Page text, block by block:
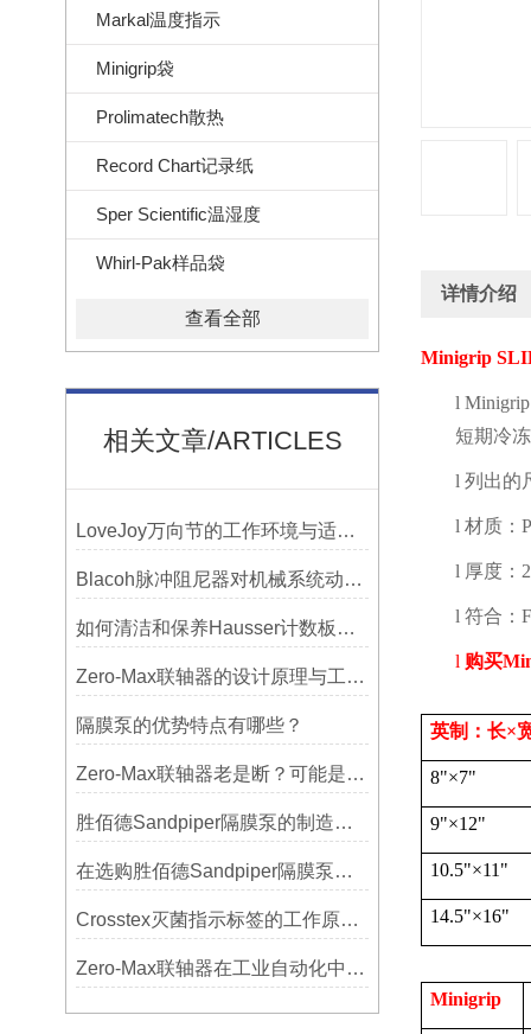
Markal温度指示
Minigrip袋
Prolimatech散热
Record Chart记录纸
Sper Scientific温湿度
Whirl-Pak样品袋
查看全部
相关文章/ARTICLES
LoveJoy万向节的工作环境与适用范围
Blacoh脉冲阻尼器对机械系统动态特性的影响分析
如何清洁和保养Hausser计数板，避免划伤网格线？
Zero-Max联轴器的设计原理与工艺流程解析
隔膜泵的优势特点有哪些？
Zero-Max联轴器老是断？可能是选型没考虑径向偏差
胜佰德Sandpiper隔膜泵的制造工艺和技术难点
在选购胜佰德Sandpiper隔膜泵时应该注意哪些关键参数？
Crosstex灭菌指示标签的工作原理：变色反应机制详解
Zero-Max联轴器在工业自动化中的关键作用
详情介绍
Minigrip
l
短期冷
l 列出的
l 材质：
l 厚度：
l 符合：
l 购买
英制：长×
8"×7"
9"×12"
10.5"×11"
14.5"×16"
Minigrip